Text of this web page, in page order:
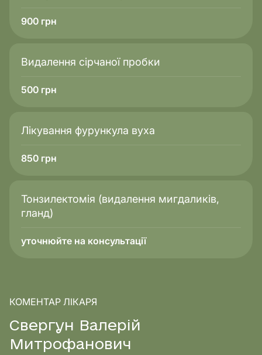
900 грн
Видалення сірчаної пробки
500 грн
Лікування фурункула вуха
850 грн
Тонзилектомія (видалення мигдаликів,
гланд)
уточнюйте на консультації
КОМЕНТАР ЛІКАРЯ
Свергун Валерій
М итрофанович